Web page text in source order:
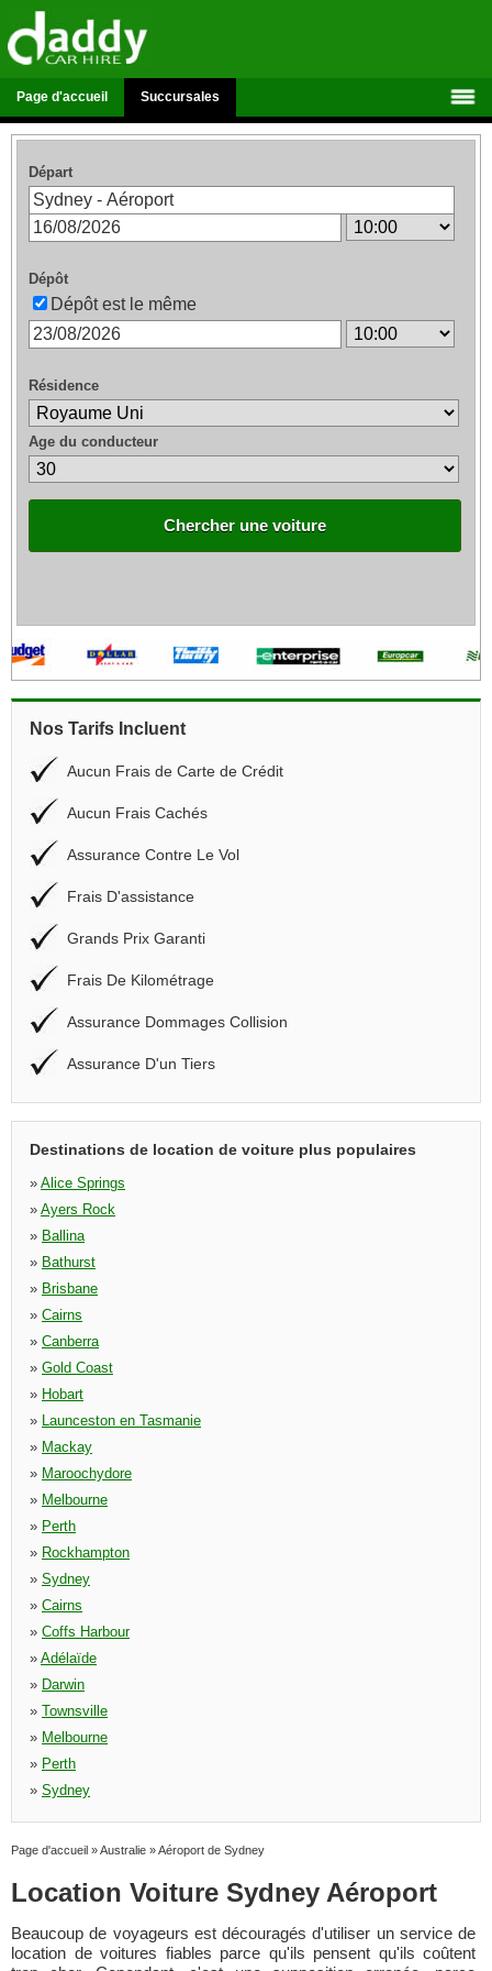
Page d'accueil Succursales
Départ
Dépôt
Dépôt est le même
Résidence
Age du conducteur
Chercher une voiture
Nos Tarifs Incluent
Aucun Frais de Carte de Crédit
Aucun Frais Cachés
Assurance Contre Le Vol
Frais D'assistance
Grands Prix Garanti
Frais De Kilométrage
Assurance Dommages Collision
Assurance D'un Tiers
Destinations de location de voiture plus populaires
» Alice Springs
» Ayers Rock
» Ballina
» Bathurst
» Brisbane
» Cairns
» Canberra
» Gold Coast
» Hobart
» Launceston en Tasmanie
» Mackay
» Maroochydore
» Melbourne
» Perth
» Rockhampton
» Sydney
» Cairns
» Coffs Harbour
» Adélaïde
» Darwin
» Townsville
» Melbourne
» Perth
» Sydney
Page d'accueil »Australie »Aéroport de Sydney
Location Voiture Sydney Aéroport
Beaucoup de voyageurs est découragés d'utiliser un service de
location de voitures fiables parce qu'ils pensent qu'ils coûtent